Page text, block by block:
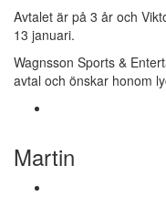
Avtalet är på 3 år och
13 januari.
Wagnsson Sports &
avtal och önskar honom
Martin